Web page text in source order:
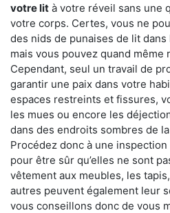
votre lit à votre réveil sans une
votre corps. Certes, vous ne
des nids de punaises de lit
mais vous pouvez quand
Cependant, seul un travail de
garantir une paix dans votre
espaces restreints et fissures,
les mues ou encore les
dans des endroits sombres de
Procédez donc à une
pour être sûr qu’elles ne sont
vêtement aux meubles, les
autres peuvent également leur
vous conseillons donc de vous